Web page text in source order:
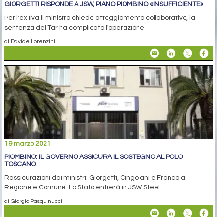
GIORGETTI RISPONDE A JSW, PIANO PIOMBINO «INSUFFICIENTE»
Per l'ex Ilva il ministro chiede atteggiamento collaborativo, la
sentenza del Tar ha complicato l'operazione
di Davide Lorenzini
19 marzo 2021
PIOMBINO: IL GOVERNO ASSICURA IL SOSTEGNO AL POLO
TOSCANO
Rassicurazioni dai ministri: Giorgetti, Cingolani e Franco a
Regione e Comune. Lo Stato entrerà in JSW Steel
di Giorgio Pasquinucci